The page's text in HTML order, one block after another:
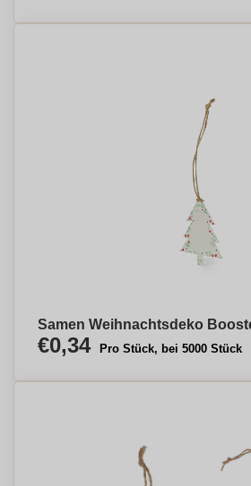
Samen Weihnachtsdeko
€0,34 Pro Stück, bei 5000 Stück